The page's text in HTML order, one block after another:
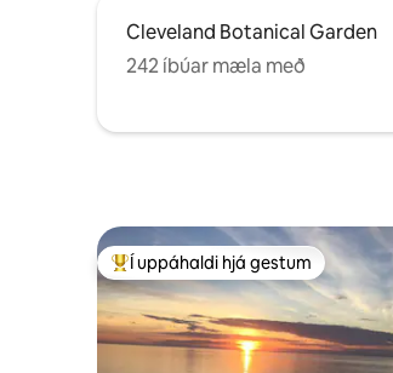
Cleveland Botanical Garden
242 íbúar mæla með
Í mestu uppáhaldi hjá gestum
Í uppáhaldi hjá gestum